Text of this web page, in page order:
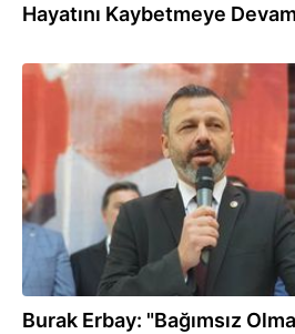
Hayatını Kaybetmeye
10.01.2023
Burak Erbay: "Bağımsız